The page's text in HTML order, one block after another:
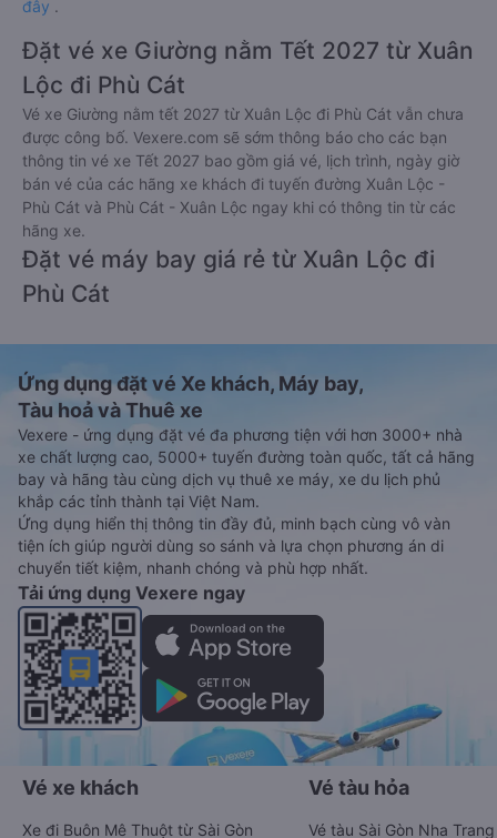
đây .
Đặt vé xe Giường nằm Tết 2027 từ Xuân
Lộc đi Phù Cát
Vé xe Giường nằm tết 2027 từ Xuân Lộc đi Phù Cát vẫn chưa
được công bố. Vexere.com sẽ sớm thông báo cho các bạn
thông tin vé xe Tết 2027 bao gồm giá vé, lịch trình, ngày giờ
bán vé của các hãng xe khách đi tuyến đường Xuân Lộc -
Phù Cát và Phù Cát - Xuân Lộc ngay khi có thông tin từ các
hãng xe.
Đặt vé máy bay giá rẻ từ Xuân Lộc đi
Phù Cát
Ứng dụng đặt vé Xe khách, Máy bay,
Tàu hoả và Thuê xe
Vexere - ứng dụng đặt vé đa phương tiện với hơn 3000+ nhà
xe chất lượng cao, 5000+ tuyến đường toàn quốc, tất cả hãng
bay và hãng tàu cùng dịch vụ thuê xe máy, xe du lịch phủ
khắp các tỉnh thành tại Việt Nam.
Ứng dụng hiển thị thông tin đầy đủ, minh bạch cùng vô vàn
tiện ích giúp người dùng so sánh và lựa chọn phương án di
chuyển tiết kiệm, nhanh chóng và phù hợp nhất.
Tải ứng dụng Vexere ngay
Vé xe khách
Xe đi Buôn Mê Thuột từ Sài Gòn
Vé tàu hỏa
Vé tàu Sài Gòn Nha Trang